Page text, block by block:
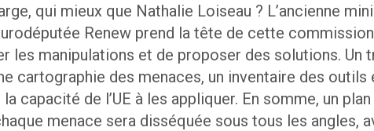
qui mieux que Nathalie Loiseau ? L’ancienne
Renew prend la tête de cette
les manipulations et de proposer des solutions. Un
cartographie des menaces, un inventaire des outils
capacité de l’UE à les appliquer. En somme, un
menace sera disséquée sous tous les angles,